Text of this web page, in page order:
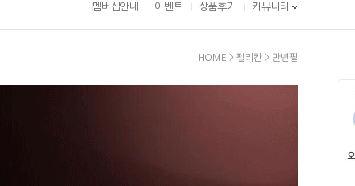
멤버십안내 이벤트 상품후기 커뮤니티
HOME > 펠리칸 > 만년필